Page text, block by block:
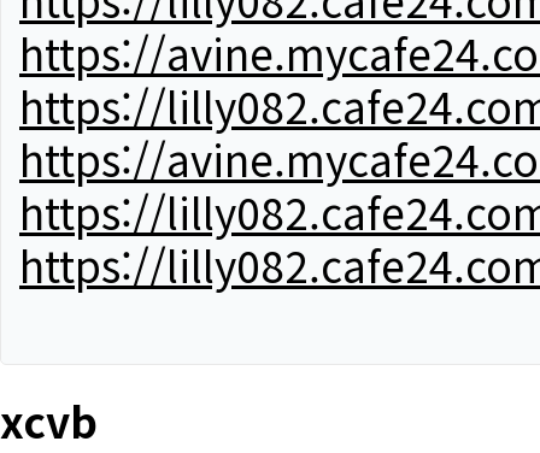
https://
https://
https://
https://
https://
xcvb